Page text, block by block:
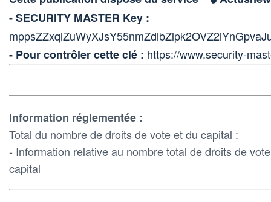
- SECURITY MASTER Key :
- Pour contrôler cette clé : https://www.security-
Information réglementée :
Total du nombre de droits de vote et du capital :
- Information relative au nombre total de droits de
capital